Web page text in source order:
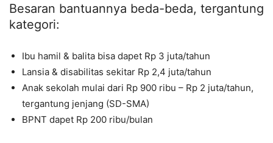
Besaran bantuannya beda-beda, tergantung
kategori:
Ibu hamil & balita bisa dapet Rp 3 juta/tahun
Lansia & disabilitas sekitar Rp 2,4 juta/tahun
Anak sekolah mulai dari Rp 900 ribu – Rp 2 juta/tahun,
tergantung jenjang (SD-SMA)
BPNT dapet Rp 200 ribu/bulan